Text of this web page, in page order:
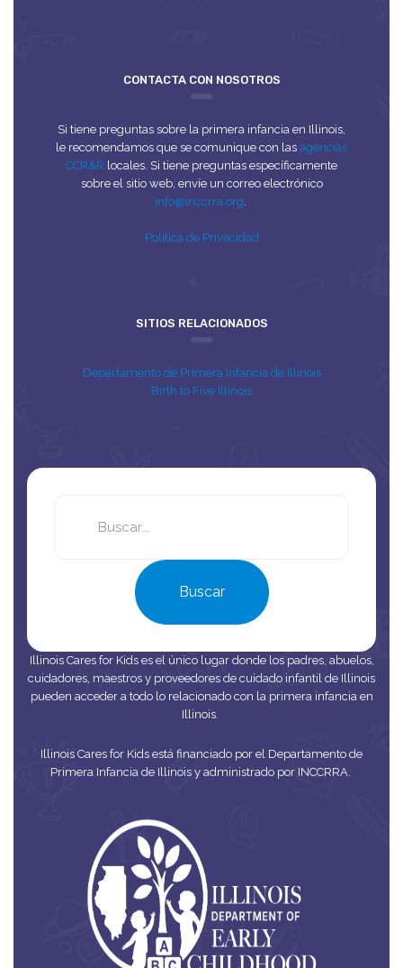
CONTACTA CON NOSOTROS
Si tiene preguntas sobre la primera infancia en Illinois,
le recomendamos que se comunique con las agencias
CCR&R locales. Si tiene preguntas específicamente
sobre el sitio web, envíe un correo electrónico
info@inccrra.org
Política de Privacidad
SITIOS RELACIONADOS
Departamento de Primera Infancia de Illinois
Birth to Five Illinois
Buscar
Illinois Cares for Kids es el único lugar donde los padres, abuelos,
cuidadores, maestros y proveedores de cuidado infantil de Illinois
pueden acceder a todo lo relacionado con la primera infancia en
Illinois.
Illinois Cares for Kids está financiado por el Departamento de
Primera Infancia de Illinois y administrado por INCCRRA.